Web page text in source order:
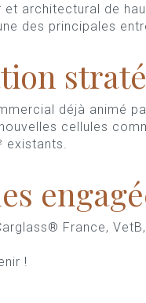
architectural de
des principales
déjà animé
cellules
existants.
France,
!